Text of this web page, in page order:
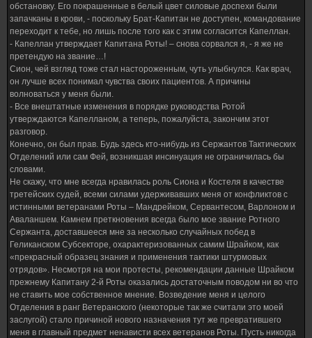
обстановку. Его покрашенные в белый цвет силовые доспехи были
запачканы в крови, - поскольку Брат-Капитан не доступен, командование
переходит к тебе, но лишь после того как с этим согласится Капеллан.
- Капеллан утверждает Капитана Роты! – снова сорвался я, - я же не
претендую на звание…!
Сион, чей взгляд тоже стал настороженным, чуть улыбнулся. Как врач,
он лучше всех понимал чувства своих пациентов. А причины
волноваться у меня были.
- Все внештатные изменения в порядке руководства Ротой
утверждаются Капелланом, а теперь, пожалуйста, закончим этот
разговор.
Конечно, он был прав. Будь здесь кто-нибудь из Сержантов Тактических
Отделений или сам Фей, возникшая инсинуация не ограничилась бы
словами.
Не скажу, что мне всегда нравилась роль Сиона и Костеля в качестве
третейских судей, всеми силами удерживавших меня от конфликтов с
истинными ветеранами Роты – Мандрейком, Сервантесом, Варлоном и
Аваланшем. Камнем преткновения всегда было мое звание Ротного
Сержанта, доставшееся мне за несколько случайных побед в
Геликанском Субсекторе, охарактеризованных самим Шрайком, как
«прекрасный образец знания и применения тактики штурмовых
отрядов». Несмотря на мои протесты, рекомендации данные Шрайком
прежнему Капитану 2-й Роты оказались достаточным поводом ни во что
не ставить мое собственное мнение. Возведение меня и целого
Отделения в ранг Ветеранского (некоторые так же считали это моей
заслугой) стало причиной нового назначения тут же превратившего
меня в главный предмет ненависти всех ветеранов Роты. Пусть никогда